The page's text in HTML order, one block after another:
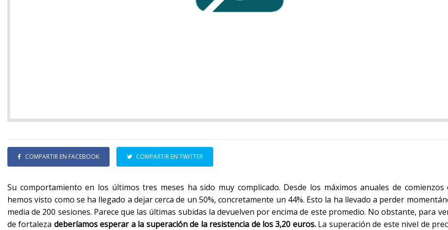
COMPARTIR EN FACEBOOK COMPARTIR EN TWITTER
Su comportamiento en los últimos tres meses ha sido muy complicado. Desde los máximos anuales de
hemos visto como se ha llegado a dejar cerca de un 50%, concretamente un 44%. Esto la ha llevado a perder
media de 200 sesiones. Parece que las últimas subidas la devuelven por encima de este promedio. No obstante, para
de fortaleza deberíamos esperar a la superación de la resistencia de los 3,20 euros.La superación de este nivel de